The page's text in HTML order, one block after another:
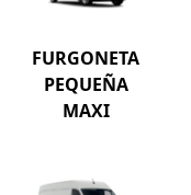
FURGONETA
PEQUEÑA
MAXI